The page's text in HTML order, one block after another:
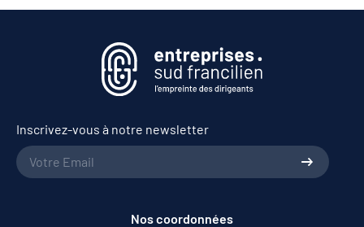
Inscrivez-vous à notre newsletter
Nos coordonnées